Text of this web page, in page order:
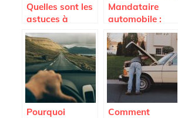
Quelles sont les
astuces à
connaître pour
payer le moins
cher possible
son assurance
auto ?
Mandataire
automobile :
Tout savoir sur
ce nouveau type
de vendeur auto
Pourquoi Comment